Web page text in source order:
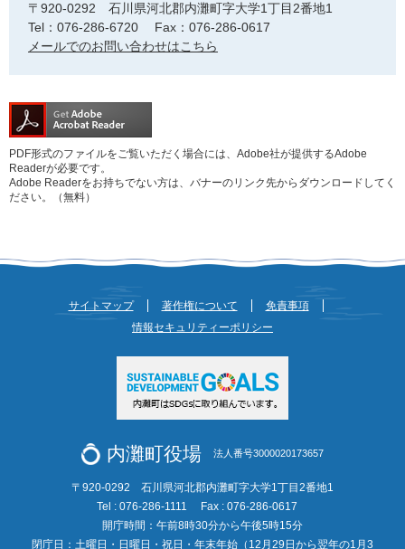
〒920-0292
石川県河北郡内灘町字大学1丁目2番地1
Tel：076-286-6720
Fax：076-286-0617
メールでのお問い合わせはこちら
PDF形式のファイルをご覧いただく場合には、Adobe社が提供するAdobe
Readerが必要です。
Adobe Readerをお持ちでない方は、バナーのリンク先からダウンロードしてく
ださい。（無料）
サイトマップ 著作権について
免責事項
情報セキュリティーポリシー
内灘町役場 法人番号3000020173657
〒920-0292 石川県河北郡内灘町字大学1丁目2番地1
Tel : 076-286-1111
Fax : 076-286-0617
開庁時間：午前8時30分から午後5時15分
閉庁日：土曜日・日曜日・祝日・年末年始（12月29日から翌年の1月3